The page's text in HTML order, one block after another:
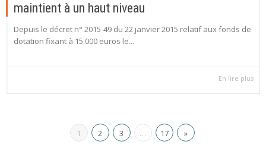
maintient à un haut niveau
Depuis le décret n° 2015-49 du 22 janvier 2015 relatif aux fonds de
dotation fixant à 15.000 euros le...
En lire plus
1 2 3 … 17 »